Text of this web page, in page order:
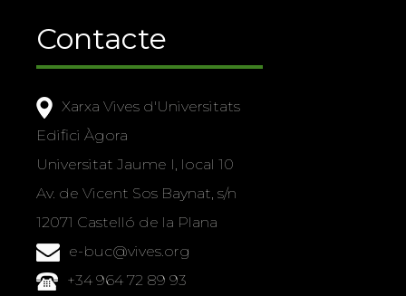
Contacte
Xarxa Vives d'Universitats
Edifici Àgora
Universitat Jaume I, local 10
Av. de Vicent Sos Baynat, s/n
12071 Castelló de la Plana
e-buc@vives.org
+34 964 72 89 93